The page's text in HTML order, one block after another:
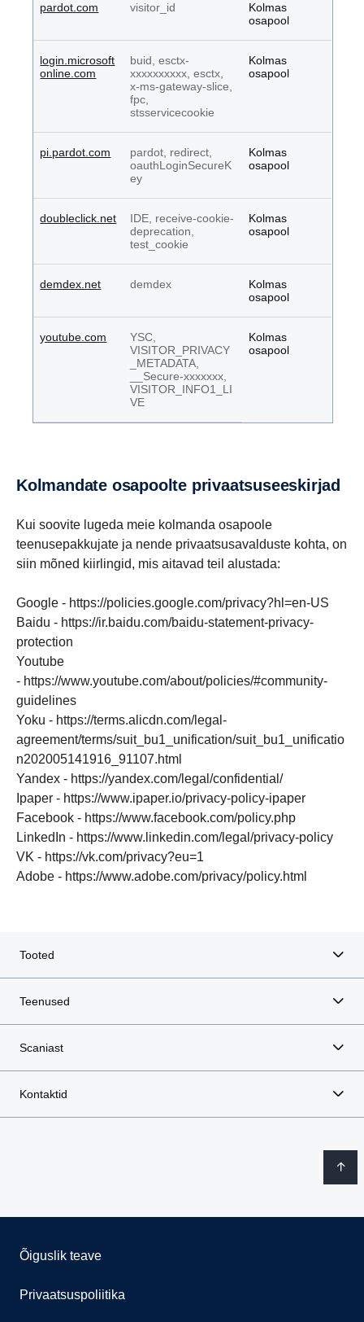
pardot.com visitor_id
Kolmas
osapool
login.microsoft
online.com
buid, esctx-
xxxxxxxxxx, esctx,
x-ms-gateway-slice,
fpc,
stsservicecookie
Kolmas
osapool
pi.pardot.com
pardot, redirect,
oauthLoginSecureK
ey
Kolmas
osapool
doubleclick.net
IDE, receive-cookie-
deprecation,
test_cookie
Kolmas
osapool
demdex.net demdex
Kolmas
osapool
youtube.com
YSC,
VISITOR_PRIVACY
_METADATA,
__Secure-xxxxxxx,
VISITOR_INFO1_LI
VE
Kolmas
osapool
Kolmandate osapoolte privaatsuseeskirjad
Kui soovite lugeda meie kolmanda osapoole
teenusepakkujate ja nende privaatsusavalduste kohta, on
siin mõned kiirlingid, mis aitavad teil alustada:
Google - https://policies.google.com/privacy?hl=en-US
Baidu - https://ir.baidu.com/baidu-statement-privacy-
protection
Youtube
- https://www.youtube.com/about/policies/#community-
guidelines
Yoku - https://terms.alicdn.com/legal-
agreement/terms/suit_bu1_unification/suit_bu1_unificatio
n202005141916_91107.html
Yandex - https://yandex.com/legal/confidential/
Ipaper - https://www.ipaper.io/privacy-policy-ipaper
Facebook - https://www.facebook.com/policy.php
LinkedIn - https://www.linkedin.com/legal/privacy-policy
VK - https://vk.com/privacy?eu=1
Adobe - https://www.adobe.com/privacy/policy.html
Tooted
Teenused
Scaniast
Kontaktid
Õiguslik teave
Privaatsuspoliitika